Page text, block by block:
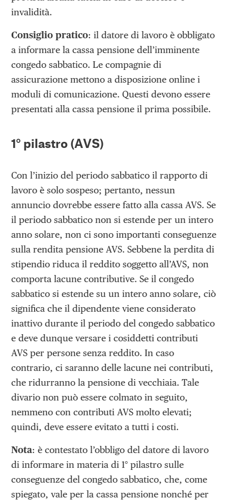
invalidità.
Consiglio pratico: il datore di lavoro è obbligato
a informare la cassa pensione dell’imminente
congedo sabbatico. Le compagnie di
assicurazione mettono a disposizione online i
moduli di comunicazione. Questi devono essere
presentati alla cassa pensione il prima possibile.
1° pilastro (AVS)
Con l’inizio del periodo sabbatico il rapporto di
lavoro è solo sospeso; pertanto, nessun
annuncio dovrebbe essere fatto alla cassa AVS. Se
il periodo sabbatico non si estende per un intero
anno solare, non ci sono importanti conseguenze
sulla rendita pensione AVS. Sebbene la perdita di
stipendio riduca il reddito soggetto all’AVS, non
comporta lacune contributive. Se il congedo
sabbatico si estende su un intero anno solare, ciò
significa che il dipendente viene considerato
inattivo durante il periodo del congedo sabbatico
e deve dunque versare i cosiddetti contributi
AVS per persone senza reddito. In caso
contrario, ci saranno delle lacune nei contributi,
che ridurranno la pensione di vecchiaia. Tale
divario non può essere colmato in seguito,
nemmeno con contributi AVS molto elevati;
quindi, deve essere evitato a tutti i costi.
Nota: è contestato l’obbligo del datore di lavoro
di informare in materia di 1° pilastro sulle
conseguenze del congedo sabbatico, che, come
spiegato, vale per la cassa pensione nonché per